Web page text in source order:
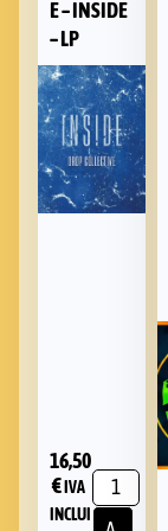
E – INSIDE
– LP
16,50
€ IVA
INCLUI